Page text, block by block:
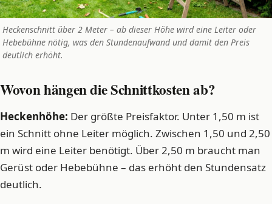
Heckenschnitt über 2 Meter – ab dieser Höhe wird eine Leiter oder
Hebebühne nötig, was den Stundenaufwand und damit den Preis
deutlich erhöht.
Wovon hängen die Schnittkosten ab?
Heckenhöhe: Der größte Preisfaktor. Unter 1,50 m ist
ein Schnitt ohne Leiter möglich. Zwischen 1,50 und 2,50
m wird eine Leiter benötigt. Über 2,50 m braucht man
Gerüst oder Hebebühne – das erhöht den Stundensatz
deutlich.